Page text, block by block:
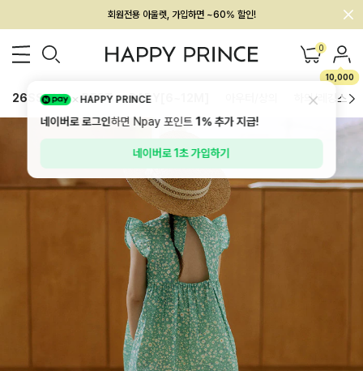
회원전용 아울렛, 가입하면 ~60% 할인!
0
10,000
26SS 신상 BEST BABY[6~12M] 하의/레깅스
HAPPY PRINCE
네이버로 로그인하면 Npay 포인트1%추가 지급!
네이버로 1초 가입하기